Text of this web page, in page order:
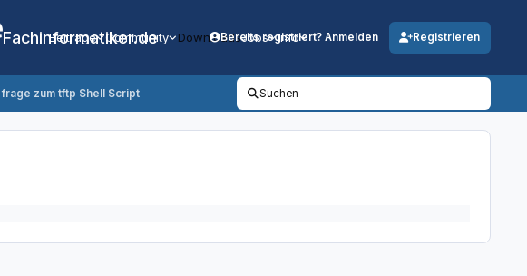
Fachinformatiker.de
Beiträge Community DownloadsJobs Info
Bereits registriert? Anmelden Registrieren
frage zum tftp Shell Script Suchen